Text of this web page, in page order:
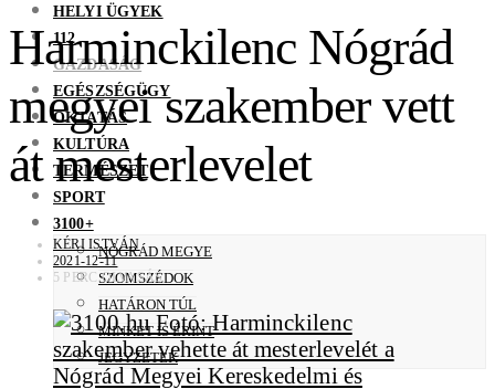
HELYI ÜGYEK
112
GAZDASÁG
EGÉSZSÉGÜGY
OKTATÁS
KULTÚRA
TERMÉSZET
SPORT
3100+
NÓGRÁD MEGYE
SZOMSZÉDOK
HATÁRON TÚL
MINKET IS ÉRINT
JEGYZETEK
Harminckilenc Nógrád
megyei szakember vett
át mesterlevelet
KÉRI ISTVÁN
2021-12-11
5 PERC OLVASÁS